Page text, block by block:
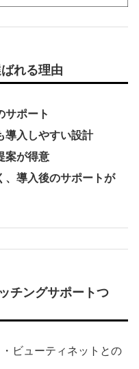
れる理由
サポート
導入しやすい設計
案が得意
、導入後のサポートが
チングサポートつ
ビューティネットとの